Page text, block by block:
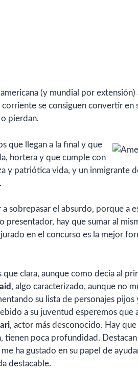
(y mundial por extensión)
se consiguen convertir en
pierdan.
que llegan a la final y que
hortera y que cumple con
y patriótica vida, y un inmigrante
sobrepasar el absurdo, porque a
presentador, hay que sumar al
en el concurso es la mejor
que clara, aunque como decía al
, algo caracterizado, aunque no
su lista de personajes
a su juventud esperemos que
, actor más desconocido. Hay
poca profundidad. Destacan
ha gustado en su papel de
destacable.